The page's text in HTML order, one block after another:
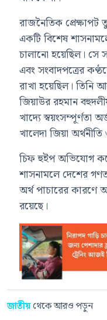
রাজনৈতিক প্রেক্ষাপট
একটি বিশেষ
চালানো হয়েছিল। সে
এবং সংবাদপত্রের
রাখা হয়েছিল। তিনি
জিয়াউর রহমান
খাদ্যে স্বয়ংসম্পূর্ণতা
খালেদা জিয়া
চিফ হুইপ অভিযোগ
শাসনামলে দেশের
অর্থ পাচারের কারণে
রয়েছে।
জাতীয়থেকে আরও পড়ুন